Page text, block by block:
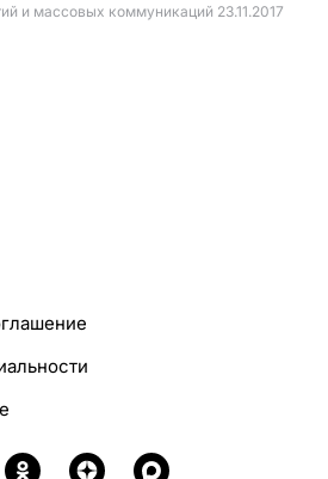
и массовых коммуникаций 23.11.2017